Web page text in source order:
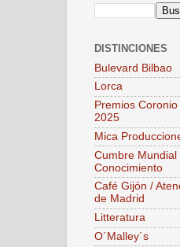
DISTINCIONES
Bulevard Bilbao
Lorca
Premios Coronio
2025
Mica
Cumbre Mundial
Conocimiento
Café Gijón /
de Madrid
Litteratura
O´Malley´s